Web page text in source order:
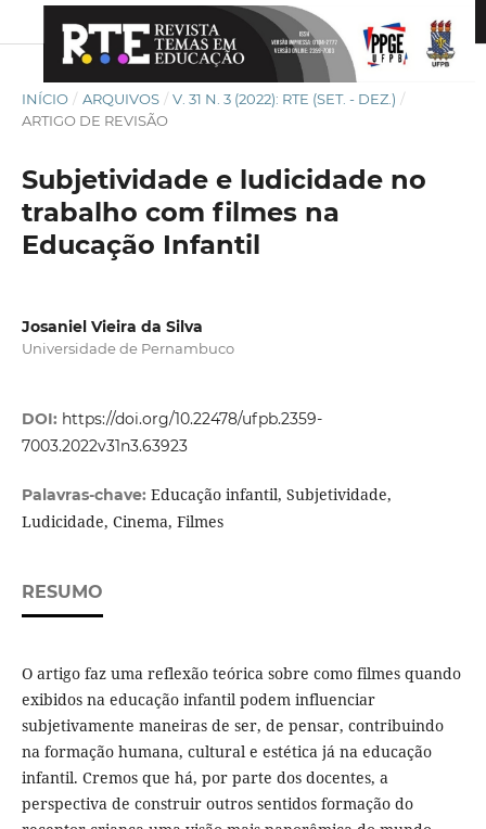
INÍCIO / ARQUIVOS / V. 31 N. 3 (2022): RTE (SET. - DEZ.) /
ARTIGO DE REVISÃO
Subjetividade e ludicidade no
trabalho com filmes na
Educação Infantil
Josaniel Vieira da Silva
Universidade de Pernambuco
DOI: https://doi.org/10.22478/ufpb.2359-
7003.2022v31n3.63923
Palavras-chave: Educação infantil, Subjetividade,
Ludicidade, Cinema, Filmes
RESUMO
O artigo faz uma reflexão teórica sobre como filmes quando
exibidos na educação infantil podem influenciar
subjetivamente maneiras de ser, de pensar, contribuindo
na formação humana, cultural e estética já na educação
infantil. Cremos que há, por parte dos docentes, a
perspectiva de construir outros sentidos formação do